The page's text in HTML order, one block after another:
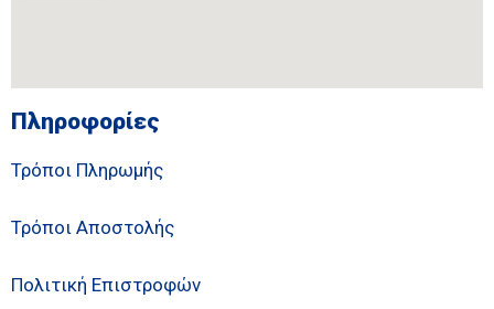
Πληροφορίες
Τρόποι Πληρωμής
Τρόποι Αποστολής
Πολιτική Επιστροφών